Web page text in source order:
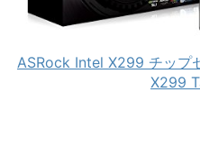
ASRock Intel X299 チップ
X299